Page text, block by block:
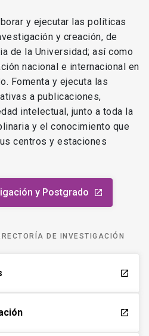
y ejecutar las políticas
y creación, de
de la Universidad; así como
nacional e internacional en
Fomenta y ejecuta las
a publicaciones,
intelectual, junto a toda la
y el conocimiento que
centros y estaciones
y Postgrado launch
DE INVESTIGACIÓN
launch
launch